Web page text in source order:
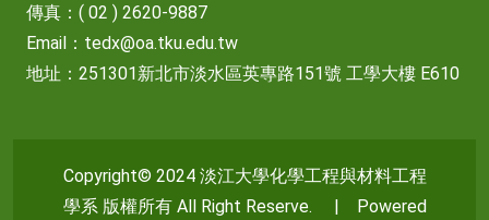
傳真：( 02 ) 2620-9887
Email： tedx@oa.tku.edu.tw
地址：251301新北市淡水區英專路151號 工學大樓 E610
Copyright© 2024 淡江大學化學工程與材料工程
學系 版權所有 All Right Reserve. | Powered